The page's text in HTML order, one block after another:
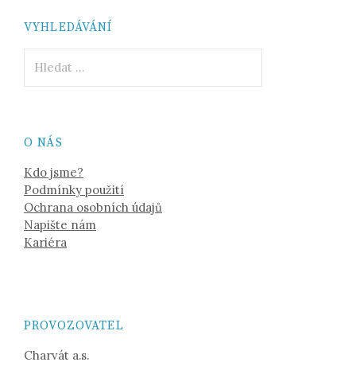
VYHLEDÁVÁNÍ
O NÁS
Kdo jsme?
Podmínky použití
Ochrana osobních údajů
Napište nám
Kariéra
PROVOZOVATEL
Charvát a.s.